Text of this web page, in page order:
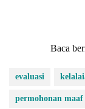
Baca
evaluasi
permohonan maaf